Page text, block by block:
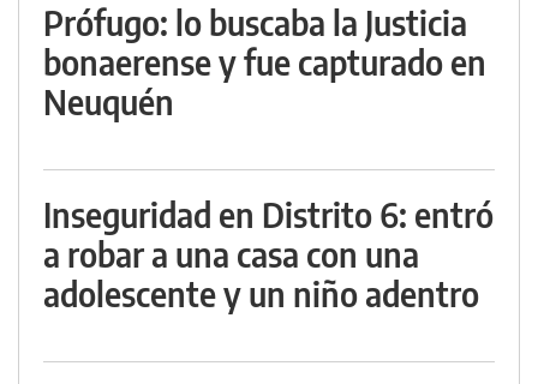
Prófugo: lo buscaba la Justicia
bonaerense y fue capturado en
Neuquén
Inseguridad en Distrito 6: entró
a robar a una casa con una
adolescente y un niño adentro